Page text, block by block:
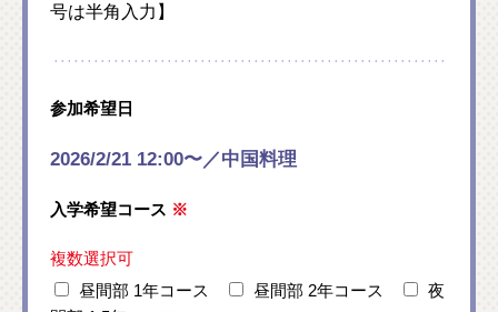
号は半角入力】
参加希望日
2026/2/21 12:00〜／中国料理
入学希望コース ※
複数選択可
昼間部 1年コース
昼間部 2年コース
夜